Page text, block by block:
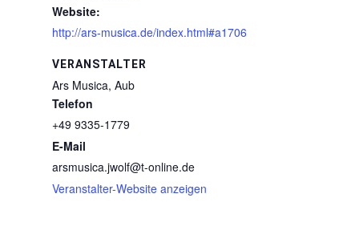
Website:
http://ars-musica.de/index.html#a1706
VERANSTALTER
Ars Musica, Aub
Telefon
+49 9335-1779
E-Mail
arsmusica.jwolf@t-online.de
Veranstalter-Website anzeigen